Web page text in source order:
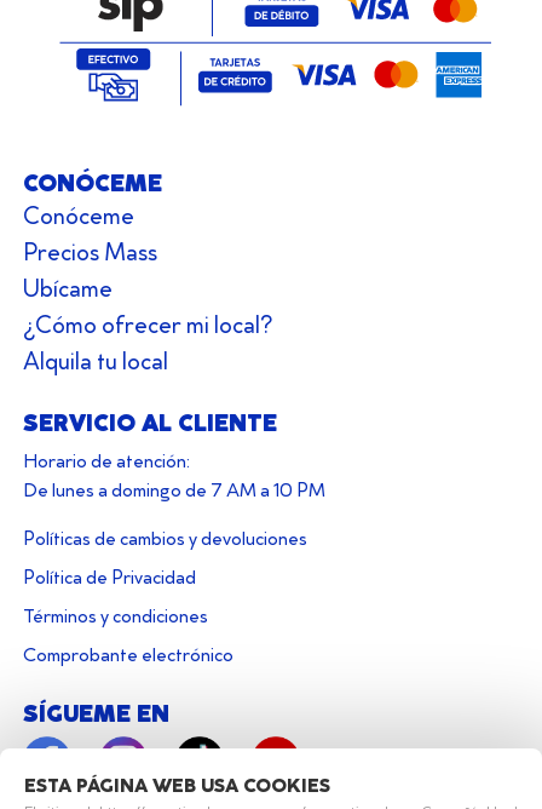
ESTA PÁGINA WEB USA COOKIES
CONÓCEME
Conóceme
Precios Mass
Ubícame
¿Cómo ofrecer mi local?
Alquila tu local
SERVICIO AL CLIENTE
Horario de atención:
De lunes a domingo de 7 AM a 10 PM
Políticas de cambios y devoluciones
Política de Privacidad
Términos y condiciones
Comprobante electrónico
SÍGUEME EN